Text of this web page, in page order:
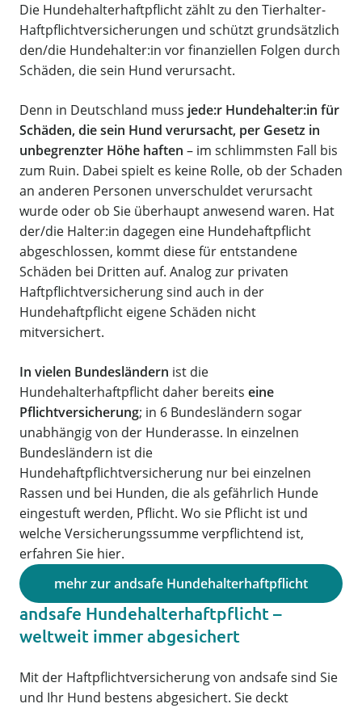
Die Hundehalterhaftpflicht zählt zu den Tierhalter-
Haftpflichtversicherungen und schützt grundsätzlich
den/die Hundehalter:in vor finanziellen Folgen durch
Schäden, die sein Hund verursacht.
Denn in Deutschland muss jede:r Hundehalter:in für
Schäden, die sein Hund verursacht, per Gesetz in
unbegrenzter Höhe haften – im schlimmsten Fall bis
zum Ruin. Dabei spielt es keine Rolle, ob der Schaden
an anderen Personen unverschuldet verursacht
wurde oder ob Sie überhaupt anwesend waren. Hat
der/die Halter:in dagegen eine Hundehaftpflicht
abgeschlossen, kommt diese für entstandene
Schäden bei Dritten auf. Analog zur privaten
Haftpflichtversicherung sind auch in der
Hundehaftpflicht eigene Schäden nicht
mitversichert.
In vielen Bundesländern ist die
Hundehalterhaftpflicht daher bereits eine
Pflichtversicherung; in 6 Bundesländern sogar
unabhängig von der Hunderasse. In einzelnen
Bundesländern ist die
Hundehaftpflichtversicherung nur bei einzelnen
Rassen und bei Hunden, die als gefährlich Hunde
eingestuft werden, Pflicht. Wo sie Pflicht ist und
welche Versicherungssumme verpflichtend ist,
erfahren Sie hier.
mehr zur andsafe Hundehalterhaftpflicht
andsafe Hundehalterhaftpflicht –
weltweit immer abgesichert
Mit der Haftpflichtversicherung von andsafe sind Sie
und Ihr Hund bestens abgesichert. Sie deckt